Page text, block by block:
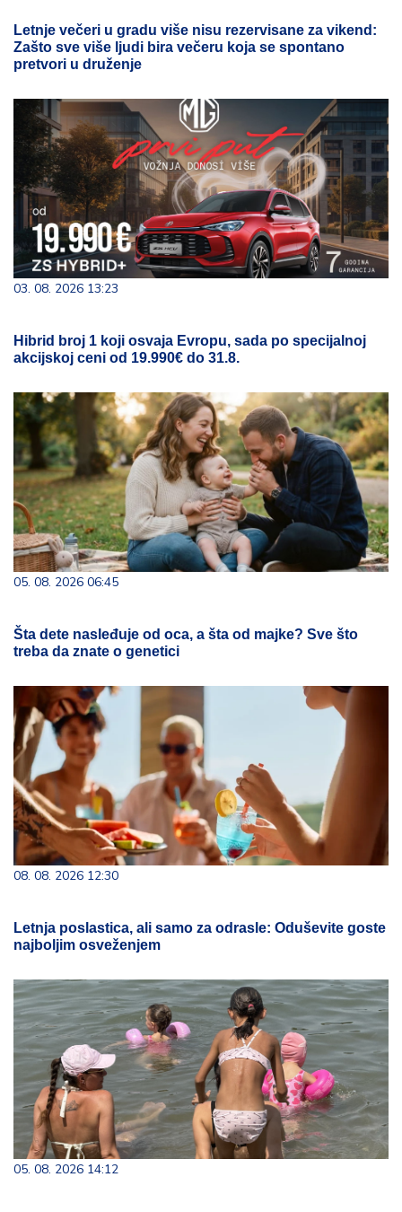
Letnje večeri u gradu više nisu rezervisane za vikend:
Zašto sve više ljudi bira večeru koja se spontano
pretvori u druženje
03. 08. 2026 13:23
Hibrid broj 1 koji osvaja Evropu, sada po specijalnoj
akcijskoj ceni od 19.990€ do 31.8.
05. 08. 2026 06:45
Šta dete nasleđuje od oca, a šta od majke? Sve što
treba da znate o genetici
08. 08. 2026 12:30
Letnja poslastica, ali samo za odrasle: Oduševite goste
najboljim osveženjem
05. 08. 2026 14:12